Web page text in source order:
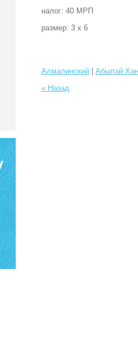
налог: 40 МРП
размер: 3 х 6
Алмалинский
Абылай
« Назад